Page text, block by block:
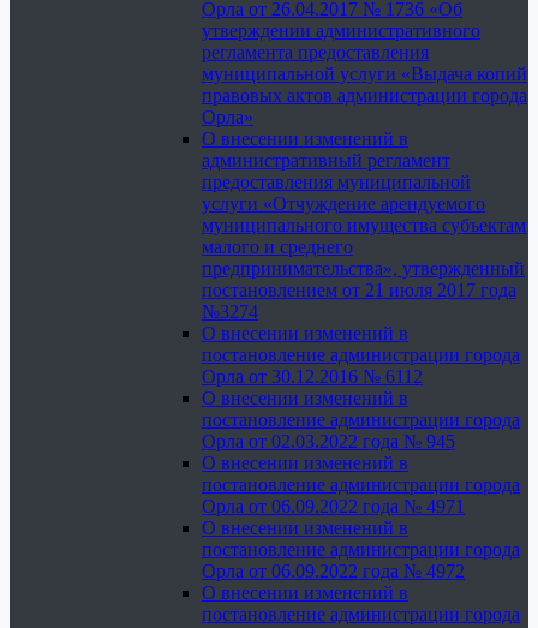
Орла от 26.04.2017 № 1736 «Об
утверждении административного
регламента предоставления
муниципальной услуги «Выдача копий
правовых актов администрации города
Орла»
О внесении изменений в
административный регламент
предоставления муниципальной
услуги «Отчуждение арендуемого
муниципального имущества субъектам
малого и среднего
предпринимательства», утвержденный
постановлением от 21 июля 2017 года
№3274
О внесении изменений в
постановление администрации города
Орла от 30.12.2016 № 6112
О внесении изменений в
постановление администрации города
Орла от 02.03.2022 года № 945
О внесении изменений в
постановление администрации города
Орла от 06.09.2022 года № 4971
О внесении изменений в
постановление администрации города
Орла от 06.09.2022 года № 4972
О внесении изменений в
постановление администрации города